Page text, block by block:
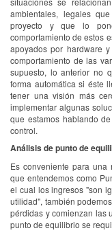
ambientales, legales
proyecto y que lo
comportamiento de estos
apoyados por hardware
comportamiento de las
supuesto, lo anterior no
forma automática si éste
tener una visión más
implementar algunas
que estamos hablando
control.
Análisis de punto de
Es conveniente para
que entendemos como
el cual los ingresos "son
utilidad", también
pérdidas y comienzan las
punto de equilibrio se